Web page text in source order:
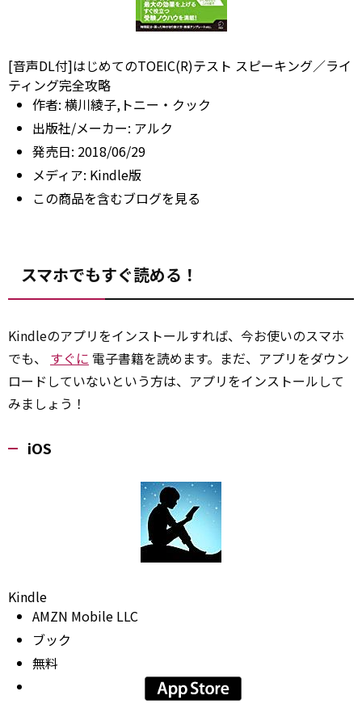
[音声DL付]はじめてのTOEIC(R)テスト スピーキング／ライ
ティング完全攻略
作者: 横川綾子,トニー・クック
出版社/メーカー: アルク
発売日: 2018/06/29
メディア: Kindle版
この商品を含むブログを見る
スマホでもすぐ読める！
Kindleのアプリをインストールすれば、今お使いのスマホ
でも、 すぐに 電子書籍を読めます。まだ、アプリをダウン
ロードしていないという方は、アプリをインストールして
みましょう！
iOS
Kindle
AMZN Mobile LLC
ブック
無料